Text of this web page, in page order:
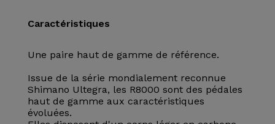
Caractéristiques
Une paire haut de gamme de référence.
Issue de la série mondialement reconnue
Shimano Ultegra, les R8000 sont des pédales
haut de gamme aux caractéristiques
évoluées.